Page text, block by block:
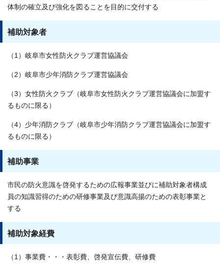
体制の確立及び強化を図ることを目的に交付する
補助対象者
（1）岐阜市女性防火クラブ運営協議会
（2）岐阜市少年消防クラブ運営協議会
（3）女性防火クラブ（岐阜市女性防火クラブ運営協議会に加盟す
るものに限る）
（4）少年消防クラブ（岐阜市少年消防クラブ運営協議会に加盟す
るものに限る）
補助事業
市民の防火意識を啓発するための広報事業並びに補助対象者構成
員の知識習得のための研修事業及び意識高揚のための表彰事業と
する
補助対象経費
（1）事業費・・・表彰費、啓発宣伝費、研修費